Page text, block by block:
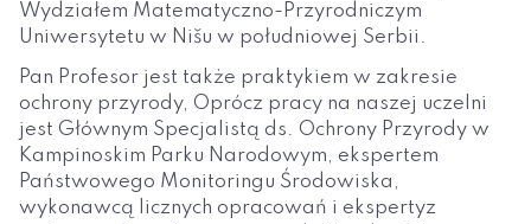
Wydziałem Matematyczno-Przyrodniczym
Uniwersytetu w Nišu w południowej Serbii.
Pan Profesor jest także praktykiem w zakresie
ochrony przyrody, Oprócz pracy na naszej uczelni
jest Głównym Specjalistą ds. Ochrony Przyrody w
Kampinoskim Parku Narodowym, ekspertem
Państwowego Monitoringu Środowiska,
wykonawcą licznych opracowań i ekspertyz